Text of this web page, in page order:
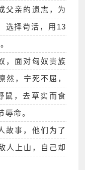
父亲的遗志，为
选择苟活，用13
，面对匈奴贵族
然，宁死不屈，
鼠，去草实而食
辱命。
故事，他们为了
人上山，自己却